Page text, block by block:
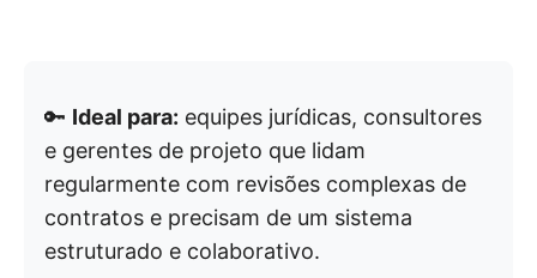
🔑 Ideal para: equipes jurídicas, consultores
e gerentes de projeto que lidam
regularmente com revisões complexas de
contratos e precisam de um sistema
estruturado e colaborativo.